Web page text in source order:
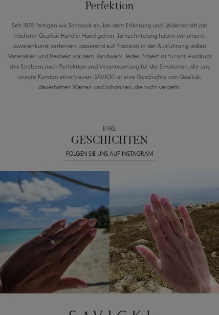
Perfektion
Seit 1976 fertigen wir Schmuck an, bei dem Erfahrung und Leidenschaft mit
höchster Qualität Hand in Hand gehen. Jahrzehntelang haben wir unsere
Juwelenkunst verfeinert, basierend auf Präzision in der Ausführung, edlen
Materialien und Respekt vor dem Handwerk. Jedes Projekt ist für uns Ausdruck
des Strebens nach Perfektion und Verantwortung für die Emotionen, die uns
unsere Kunden anvertrauen. SAVICKI ist eine Geschichte von Qualität,
dauerhaften Werten und Schönheit, die nicht vergeht.
IHRE
GESCHICHTEN
FOLGEN SIE UNS AUF INSTAGRAM